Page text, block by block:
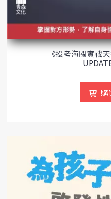
《投考海關實戰
購